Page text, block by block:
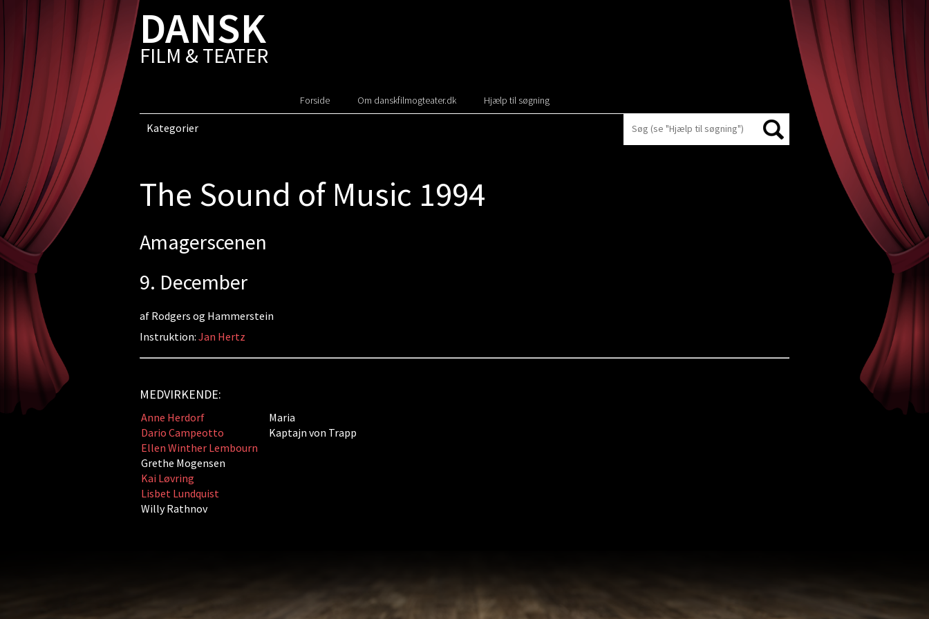
DANSK
FILM & TEATER
Forside Om danskfilmogteater.dk Hjælp til søgning
Kategorier
The Sound of Music 1994
Amagerscenen
9. December
af Rodgers og Hammerstein
Instruktion: Jan Hertz
MEDVIRKENDE:
Anne Herdorf
Maria
Dario Campeotto
Kaptajn von Trapp
Ellen Winther Lembourn
Grethe Mogensen
Kai Løvring
Lisbet Lundquist
Willy Rathnov